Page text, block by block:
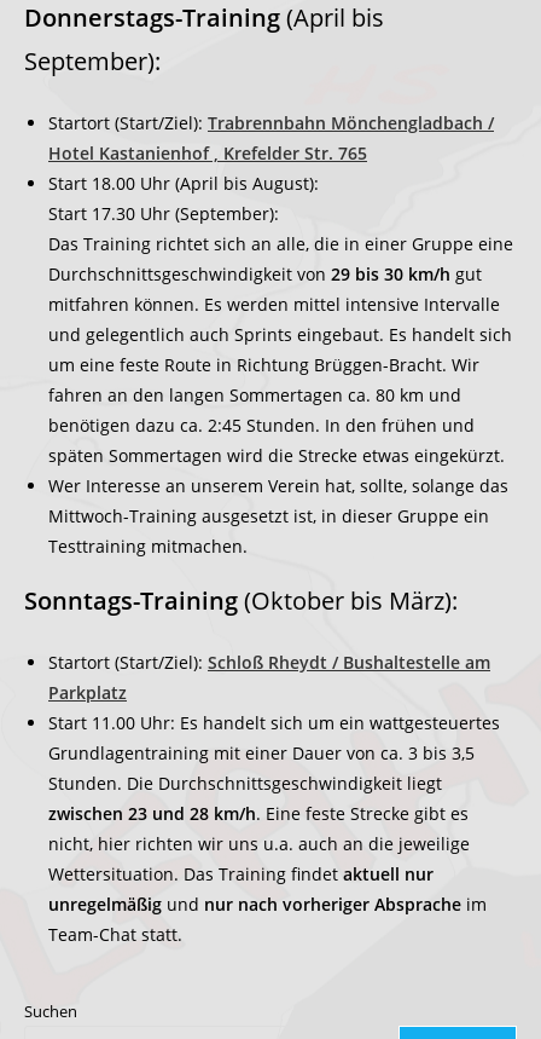
Donnerstags-Training(April bis
September):
Startort (Start/Ziel): Trabrennbahn Mönchengladbach /
Hotel Kastanienhof , Krefelder Str. 765
Start 18.00 Uhr (April bis August):
Start 17.30 Uhr (September):
Das Training richtet sich an alle, die in einer Gruppe eine
Durchschnittsgeschwindigkeit von 29 bis 30 km/h gut
mitfahren können. Es werden mittel intensive Intervalle
und gelegentlich auch Sprints eingebaut. Es handelt sich
um eine feste Route in Richtung Brüggen-Bracht. Wir
fahren an den langen Sommertagen ca. 80 km und
benötigen dazu ca. 2:45 Stunden. In den frühen und
späten Sommertagen wird die Strecke etwas eingekürzt.
Wer Interesse an unserem Verein hat, sollte, solange das
Mittwoch-Training ausgesetzt ist, in dieser Gruppe ein
Testtraining mitmachen.
Sonntags-Training(Oktober bis März):
Startort (Start/Ziel): Schloß Rheydt / Bushaltestelle am
Parkplatz
Start 11.00 Uhr: Es handelt sich um ein wattgesteuertes
Grundlagentraining mit einer Dauer von ca. 3 bis 3,5
Stunden. Die Durchschnittsgeschwindigkeit liegt
zwischen 23 und 28 km/h. Eine feste Strecke gibt es
nicht, hier richten wir uns u.a. auch an die jeweilige
Wettersituation. Das Training findet aktuell nur
unregelmäßig und nur nach vorheriger Absprache im
Team-Chat statt.
Suchen